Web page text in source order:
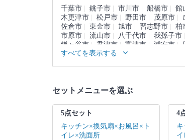
千葉市 銚子市 市川市 船橋市
館
木更津市
松戸市 野田市 茂原市
佐倉市
東金市 旭市 習志野市 柏
市原市
流山市 八千代市 我孫子市
鎌ヶ谷市
君津市 富津市 浦安市
袖ヶ浦市
八街市 印西市
すべてを表示する
セットメニューを選ぶ
5点セット
キッチン×換気扇×お風呂×ト
イレ×洗面所
4
イ